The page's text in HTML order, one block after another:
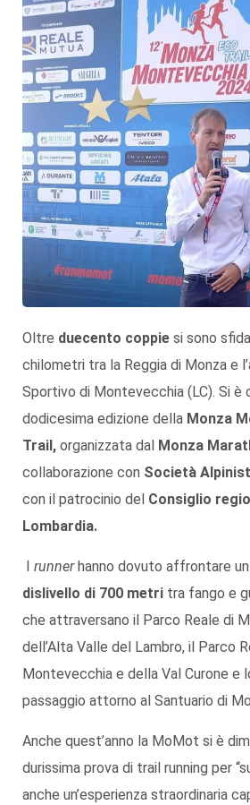
Oltre duecento coppie si sono
chilometri tra la Reggia di Monza e
Sportivo di Montevecchia (LC). Si è
dodicesima edizione della Monza
Trail , organizzata dal Monza
collaborazione con Società
con il patrocinio del Consiglio
Lombardia.
runnerhanno dovuto affrontare un
dislivello di 700 metri tra fango e
che attraversano il Parco Reale di
dell’Alta Valle del Lambro, il Parco
Montevecchia e della Val Curone e
passaggio attorno al Santuario di
Anche quest’anno la MoMot si è
durissima prova di trail running per
anche un’esperienza straordinaria